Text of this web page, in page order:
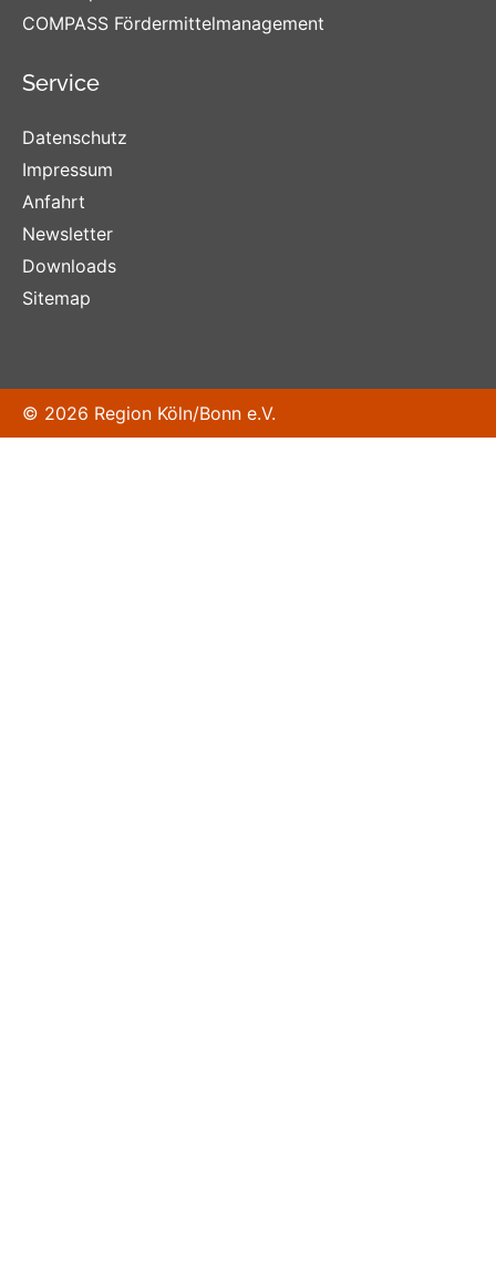
COMPASS Fördermittelmanagement
Service
Datenschutz
Impressum
Anfahrt
Newsletter
Downloads
Sitemap
© 2026 Region Köln/Bonn e.V.